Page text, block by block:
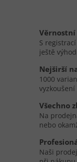
S
ještě
Nejširší
1000
Všechno
Na
nebo
Naši